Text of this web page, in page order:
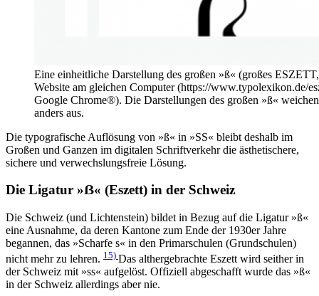
Eine einheitliche Darstellung des großen »ß« (großes
Website am gleichen Computer (https://www.typolexikon.de/
Google Chrome®). Die Darstellungen des großen »ß«
anders aus.
Die typografische Auflösung von »ß« in »SS« bleibt deshalb im
Großen und Ganzen im digitalen Schriftverkehr die ästhetischere,
sichere und verwechslungsfreie Lösung.
Die Ligatur »ẞ« (Eszett) in der Schweiz
Die Schweiz (und Lichtenstein) bildet in Bezug auf die Ligatur »ß«
eine Ausnahme, da deren Kantone zum Ende der 1930er Jahre
begannen, das »Scharfe s« in den Primarschulen (Grundschulen)
nicht mehr zu lehren. 15) Das althergebrachte Eszett wird seither in
der Schweiz mit »ss« aufgelöst. Offiziell abgeschafft wurde das »ß«
in der Schweiz allerdings aber nie.